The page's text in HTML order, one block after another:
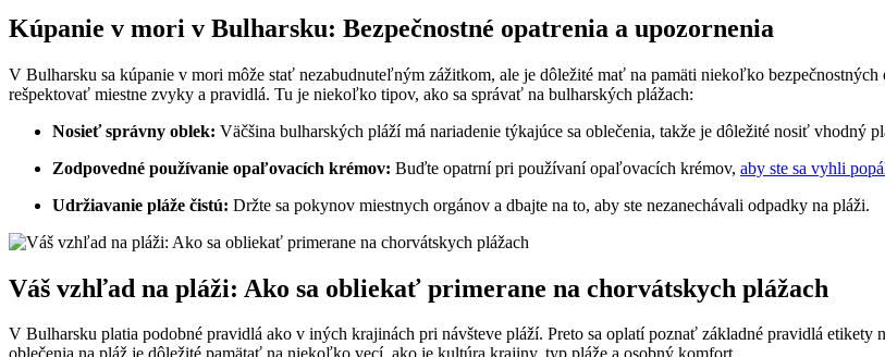
Kúpanie v mori v Bulharsku: Bezpečnostné opatrenia a upozornenia
V Bulharsku sa kúpanie v mori môže stať nezabudnuteľným zážitkom, ale je dôležité mať na pamäti niekoľko
rešpektovať miestne zvyky a pravidlá. Tu je niekoľko tipov, ako sa správať na bulharských plážach:
Nosieť správny oblek: Väčšina bulharských pláží má nariadenie týkajúce sa oblečenia, takže je dôležité nosiť vhodný
Zodpovedné používanie opaľovacích krémov: Buďte opatrní pri používaní opaľovacích krémov, aby ste sa vyhli
Udržiavanie pláže čistú: Držte sa pokynov miestnych orgánov a dbajte na to, aby ste nezanechávali odpadky na pláži.
Váš vzhľad na pláži: Ako sa obliekať primerane na chorvátskych plážach
V Bulharsku platia podobné pravidlá ako v iných krajinách pri návšteve pláží. Preto sa oplatí poznať základné pravidlá etikety